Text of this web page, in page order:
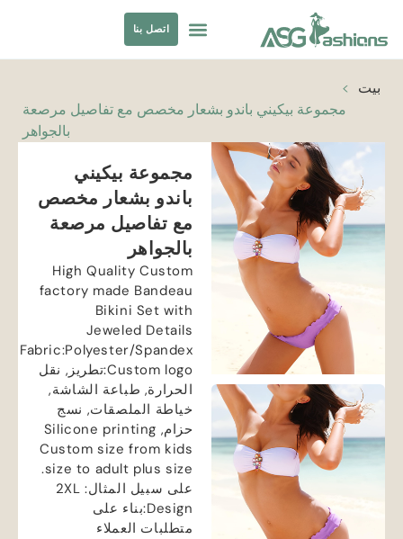
اتصل بنا
بيت >
مجموعة بيكيني باندو بشعار مخصص مع تفاصيل مرصعة
بالجواهر
مجموعة بيكيني
باندو بشعار مخصص
مع تفاصيل مرصعة
بالجواهر
High Quality Custom
factory made Bandeau
Bikini Set with
Jeweled Details
Fabric:Polyester/Spandex
Custom logo:تطريز, نقل
الحرارة, طباعة الشاشة,
خياطة الملصقات, نسج
حزام, Silicone printing
Custom size from kids
size to adult plus size
.
على سبيل المثال: 2 XL
Design:بناء على
متطلبات العملاء